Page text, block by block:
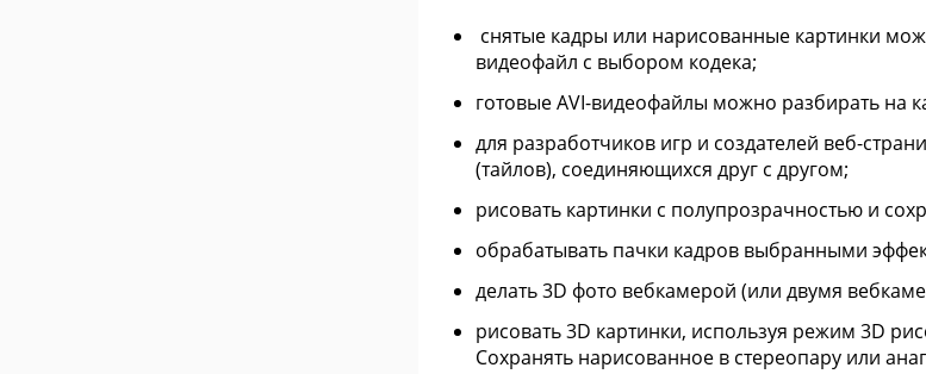
снятые кадры или нарисованные картинки
видеофайл с выбором кодека;
готовые AVI-видеофайлы можно разбирать на
для разработчиков игр и создателей веб-
(тайлов), соединяющихся друг с другом;
рисовать картинки с полупрозрачностью и
обрабатывать пачки кадров выбранными
делать 3D фото вебкамерой (или двумя
рисовать 3D картинки, используя режим 3D
Сохранять нарисованное в стереопару или